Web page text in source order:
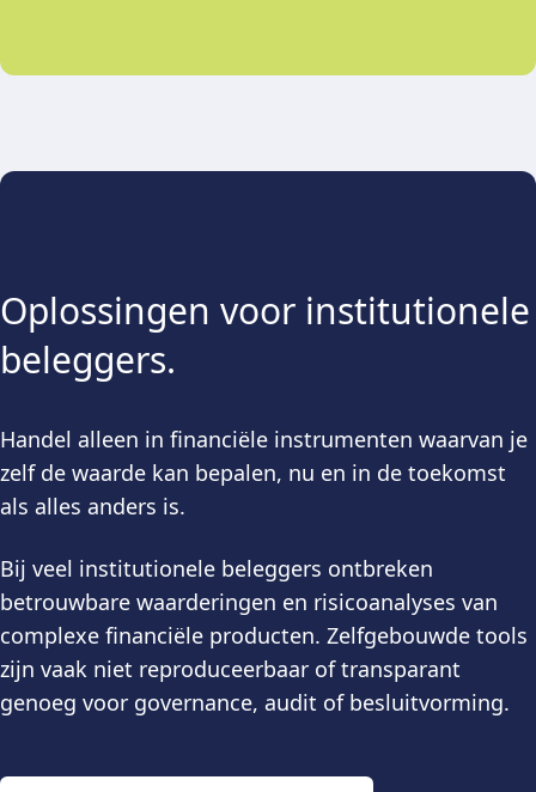
Oplossingen voor institutionele
beleggers.
Handel alleen in financiële instrumenten waarvan je
zelf de waarde kan bepalen, nu en in de toekomst
als alles anders is.
Bij veel institutionele beleggers ontbreken
betrouwbare waarderingen en risicoanalyses van
complexe financiële producten. Zelfgebouwde tools
zijn vaak niet reproduceerbaar of transparant
genoeg voor governance, audit of besluitvorming.